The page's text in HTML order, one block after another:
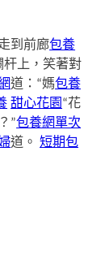
到前廊包養
杆上，笑著對
道：“媽包養
甜心花園 “花
？”包養網單次
道。短期包